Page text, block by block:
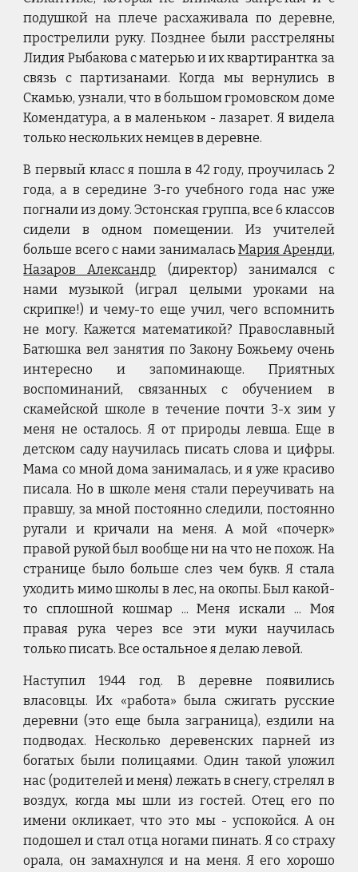
подушкой на плече расхаживала по деревне,
прострелили руку. Позднее были расстреляны
Лидия Рыбакова с матерью и их квартирантка за
связь с партизанами. Когда мы вернулись в
Скамью, узнали, что в большом громовском доме
Комендатура, а в маленьком - лазарет. Я видела
только нескольких немцев в деревне.
В первый класс я пошла в 42 году, проучилась 2
года, а в середине 3-го учебного года нас уже
погнали из дому. Эстонская группа, все 6 классов
сидели в одном помещении. Из учителей
больше всего с нами занималасьМария Аренди,
Назаров Александр (директор) занимался с
нами музыкой (играл целыми уроками на
скрипке!) и чему-то еще учил, чего вспомнить
не могу. Кажется математикой? Православный
Батюшка вел занятия по Закону Божьему очень
интересно и запоминающе. Приятных
воспоминаний, связанных с обучением в
скамейской школе в течение почти 3-х зим у
меня не осталось. Я от природы левша. Еще в
детском саду научилась писать слова и цифры.
Мама со мной дома занималась, и я уже красиво
писала. Но в школе меня стали переучивать на
правшу, за мной постоянно следили, постоянно
ругали и кричали на меня. А мой «почерк»
правой рукой был вообще ни на что не похож. На
странице было больше слез чем букв. Я стала
уходить мимо школы в лес, на окопы. Был какой-
то сплошной кошмар ... Меня искали ... Моя
правая рука через все эти муки научилась
только писать. Все остальное я делаю левой.
Наступил 1944 год. В деревне появились
власовцы. Их «работа» была сжигать русские
деревни (это еще была заграница), ездили на
подводах. Несколько деревенских парней из
богатых были полицаями. Один такой уложил
нас (родителей и меня) лежать в снегу, стрелял в
воздух, когда мы шли из гостей. Отец его по
имени окликает, что это мы - успокойся. А он
подошел и стал отца ногами пинать. Я со страху
орала, он замахнулся и на меня. Я его хорошо